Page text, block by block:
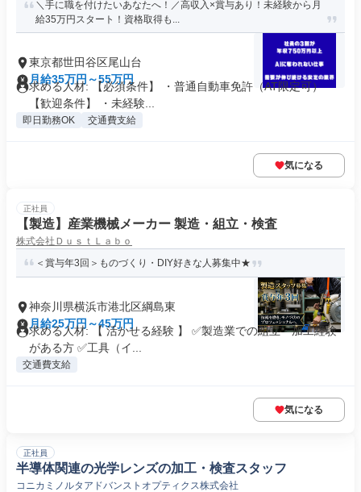
＼手に職を付けたいあなたへ！／高収入×賞与あり！未経験から月
給35万円スタート！資格取得も...
東京都世田谷区尾山台
月給35万円～55万円
求める人材: 【必須条件】 ・普通自動車免許（AT限定可）
【歓迎条件】 ・未経験...
即日勤務OK 交通費支給
気になる
正社員
【製造】産業機械メーカー 製造・組立・検査
株式会社ＤｕｓｔＬａｂｏ
＜賞与年3回＞ものづくり・DIY好きな人募集中★
神奈川県横浜市港北区綱島東
月給25万円～45万円
求める人材: 【 活かせる経験 】 ✅製造業での組立・加工経験
がある方 ✅工具（イ...
交通費支給
気になる
正社員
半導体関連の光学レンズの加工・検査スタッフ
コニカミノルタアドバンストオプティクス株式会社